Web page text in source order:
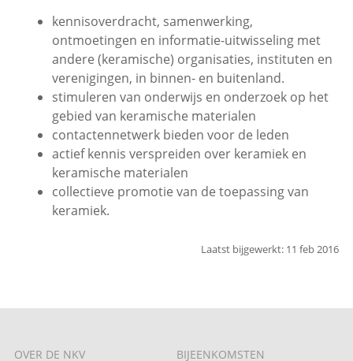
kennisoverdracht, samenwerking,
ontmoetingen en informatie-uitwisseling met
andere (keramische) organisaties, instituten en
verenigingen, in binnen- en buitenland.
stimuleren van onderwijs en onderzoek op het
gebied van keramische materialen
contactennetwerk bieden voor de leden
actief kennis verspreiden over keramiek en
keramische materialen
collectieve promotie van de toepassing van
keramiek.
Laatst bijgewerkt: 11 feb 2016
OVER DE NKV BIJEENKOMSTEN